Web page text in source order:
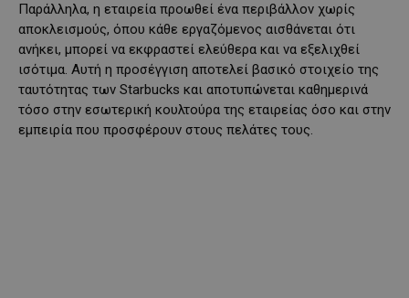
Παράλληλα, η εταιρεία προωθεί ένα περιβάλλον χωρίς
αποκλεισμούς, όπου κάθε εργαζόμενος αισθάνεται ότι
ανήκει, μπορεί να εκφραστεί ελεύθερα και να εξελιχθεί
ισότιμα. Αυτή η προσέγγιση αποτελεί βασικό στοιχείο της
ταυτότητας των Starbucks και αποτυπώνεται καθημερινά
τόσο στην εσωτερική κουλτούρα της εταιρείας όσο και στην
εμπειρία που προσφέρουν στους πελάτες τους.